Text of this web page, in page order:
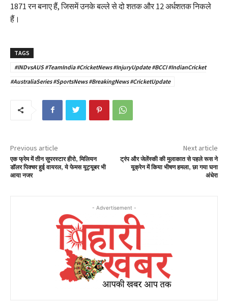
1871 रन बनाए हैं, जिसमें उनके बल्ले से दो शतक और 12 अर्धशतक निकले
हैं।
TAGS
#INDvsAUS #TeamIndia #CricketNews #InjuryUpdate #BCCI #IndianCricket
#AustraliaSeries #SportsNews #BreakingNews #CricketUpdate
Previous article
एक फ्रेम में तीन सुपरस्टार हीरो, मिलियन
डॉलर पिक्चर हुई वायरल, ये फेमस यूट्यूबर भी
आया नजर
Next article
ट्रंप और जेलेंस्की की मुलाकात से पहले रूस ने
यूक्रेन में किया भीषण हमला, छा गया घना
अंधेरा
- Advertisement -